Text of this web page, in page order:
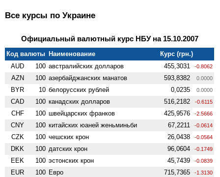
Все курсы по Украине
Официальный валютный курс НБУ на 15.10.2007
Код валюты Наименование
Курс (грн.)
AUD
100 австралийских долларов 455,3031 -0.8062
AZN 100 азербайджанских манатов 593,8382 0.0000
BYR 10 белорусских рублей 0,0235 0.0000
CAD 100 канадских долларов 516,2182 -0.6115
CHF 100 швейцарских франков 425,9576 -2.5666
CNY 100 китайских юаней женьминьби 67,2211 -0.0614
CZK 100 чешских крон 26,0438 -0.0564
DKK 100 датских крон 96,0604 -0.1749
EEK 100 эстонских крон 45,7439 -0.0839
EUR 100 Евро 715,7365 -1.3130